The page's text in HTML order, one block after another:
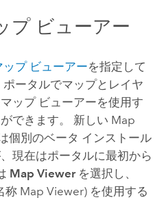
プ ビューアー
プ ビューアーを指定して
ータルでマップとレイヤ
ップ ビューアーを使用す
できます。 新しい Map
個別のベータ インストール
現在はポータルに最初から
Map Viewerを選択し、
称 Map Viewer) を使用する